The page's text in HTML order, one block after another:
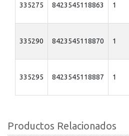
335275 8423545118863 1
335290 8423545118870 1
335295 8423545118887 1
Productos Relacionados